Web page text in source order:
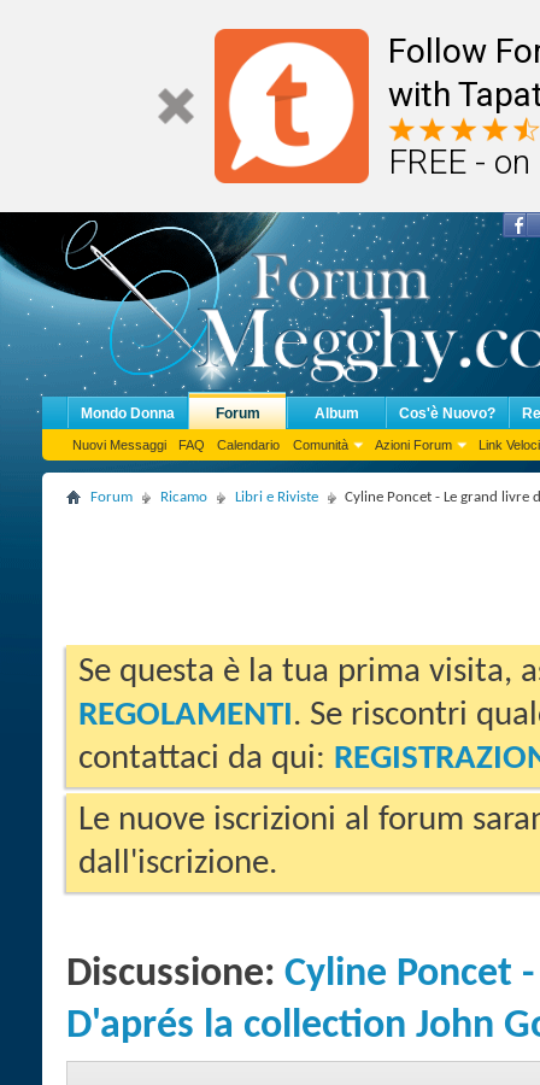
Follow
with
FREE -
Mondo Donna Forum
Nuovi Messaggi FAQ Calendario Comunità Azioni Forum Link Veloci
Album Cos'è Nuovo?
Forum Ricamo Libri e Riviste Cyline Poncet - Le grand livre
Se questa è la tua prima visita,
REGOLAMENTI. Se riscontri
contattaci da qui:
Le nuove iscrizioni al forum
dall'iscrizione.
Discussione: Cyline Poncet
D'aprés la collection John